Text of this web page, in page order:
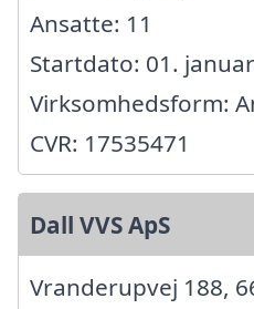
Ansatte: 11
Startdato: 01.
Virksomhedsform:
CVR: 17535471
Dall VVS ApS
Vranderupvej 188,